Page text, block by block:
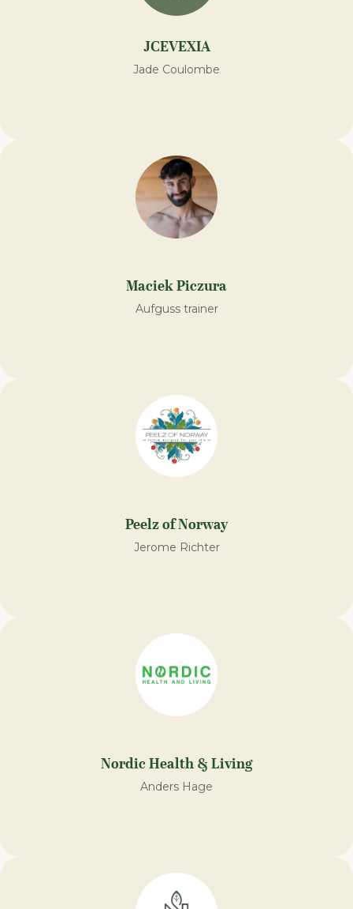
JCEVEXIA
Jade Coulombe
Maciek Piczura
Aufguss trainer
Peelz of Norway
Jerome Richter
Nordic Health & Living
Anders Hage